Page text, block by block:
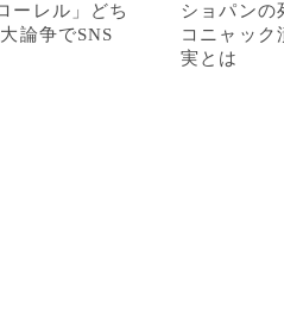
ーレル」どち
論争でSNS
ショパンの
コニャック
実とは